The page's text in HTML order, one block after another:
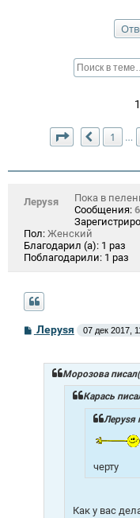
Страница 29
Пред.
1 …
Лeрysя
Пока в
Сообщения:
Пол: Женский
Благодарил (а): 1 раз
Поблагодарили: 1 раз
С
Лeрysя 07 дек 2017,
Морозова
Карась
Лeрysя
черту
Как у вас